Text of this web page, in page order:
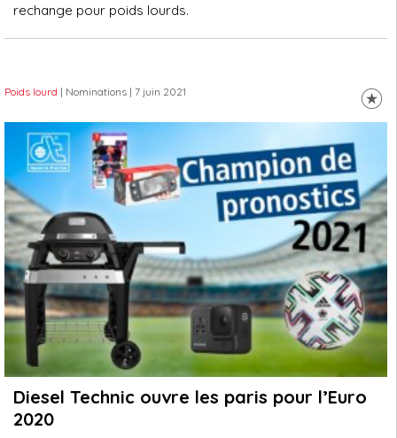
rechange pour poids lourds.
Poids lourd | Nominations | 7 juin 2021
Diesel Technic ouvre les paris pour l’Euro
2020